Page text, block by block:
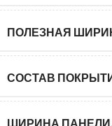
ПОЛЕЗНАЯ
СОСТАВ
ШИРИНА